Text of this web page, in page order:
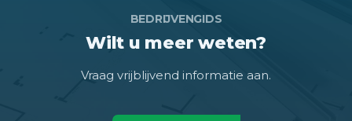
BEDRIJVENGIDS
Wilt u meer weten?
Vraag vrijblijvend informatie aan.